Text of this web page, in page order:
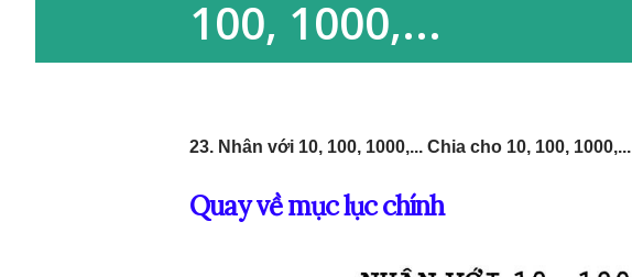
100, 1000,...
23. Nhân với 10, 100, 1000,... Chia cho 10, 100, 1000,...
Quay về mục lục chính